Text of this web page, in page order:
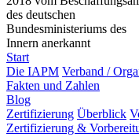
des deutschen
Bundesministeriums des
Innern anerkannt
Start
Die IAPM Verband /
Fakten und Zahlen
Blog
Zertifizierung Überblick
Zertifizierung &